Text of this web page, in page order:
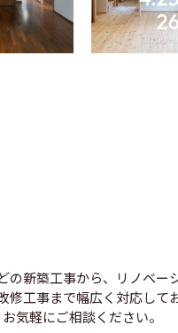
の新築工事から、リノベー
修工事まで幅広く対応して
お気軽にご相談ください。